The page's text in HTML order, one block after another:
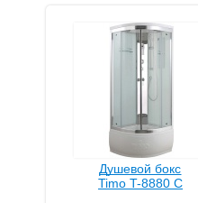
Душевой бокс
Timo T-8880 C